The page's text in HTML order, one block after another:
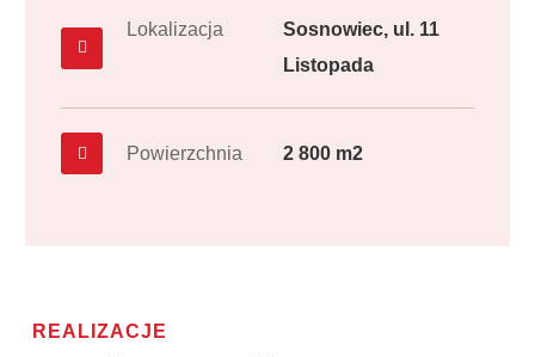
Lokalizacja
Sosnowiec, ul. 11
Listopada
Powierzchnia 2 800 m2
REALIZACJE